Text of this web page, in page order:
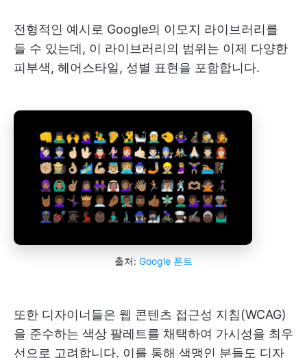
전형적인 예시로 Google의 이모지 라이브러리를
들 수 있는데, 이 라이브러리의 범위는 이제 다양한
피부색, 헤어스타일, 성별 표현을 포함합니다.
출처: Google 폰트
또한 디자이너들은 웹 콘텐츠 접근성 지침(WCAG)
을 준수하는 색상 팔레트를 채택하여 가시성을 최우
선으로 고려합니다. 이를 통해 색맹인 분들도 디자